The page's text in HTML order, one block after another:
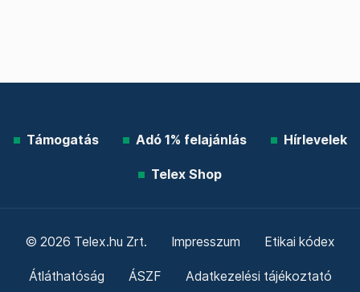
Támogatás Adó 1% felajánlás Hírlevelek
Telex Shop
© 2026 Telex.hu Zrt. Impresszum Etikai kódex
Átláthatóság ÁSZF Adatkezelési tájékoztató